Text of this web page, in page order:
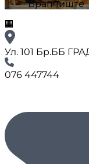
Врапчиште
🏢
Ул. 101 Бр.ББ
076 447744